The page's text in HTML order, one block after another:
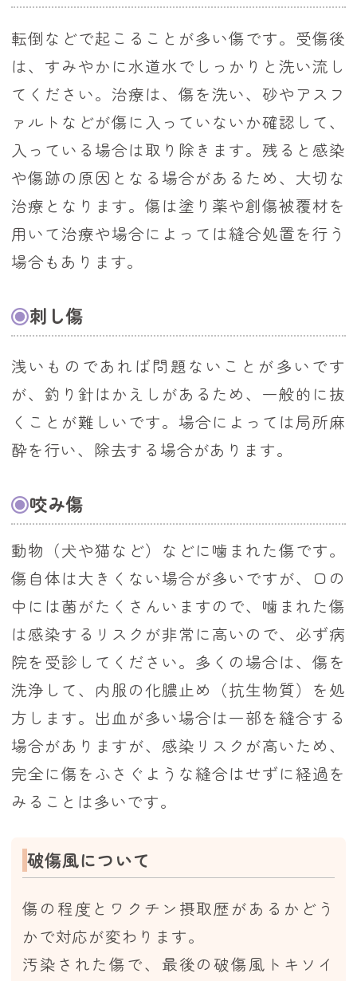
転倒などで起こることが多い傷です。受傷後
は、すみやかに水道水でしっかりと洗い流し
てください。治療は、傷を洗い、砂やアスフ
ァルトなどが傷に入っていないか確認して、
入っている場合は取り除きます。残ると感染
や傷跡の原因となる場合があるため、大切な
治療となります。傷は塗り薬や創傷被覆材を
用いて治療や場合によっては縫合処置を行う
場合もあります。
刺し傷
浅いものであれば問題ないことが多いです
が、釣り針はかえしがあるため、一般的に抜
くことが難しいです。場合によっては局所麻
酔を行い、除去する場合があります。
咬み傷
動物（犬や猫など）などに噛まれた傷です。
傷自体は大きくない場合が多いですが、口の
中には菌がたくさんいますので、噛まれた傷
は感染するリスクが非常に高いので、必ず病
院を受診してください。多くの場合は、傷を
洗浄して、内服の化膿止め（抗生物質）を処
方します。出血が多い場合は一部を縫合する
場合がありますが、感染リスクが高いため、
完全に傷をふさぐような縫合はせずに経過を
みることは多いです。
破傷風について
傷の程度とワクチン摂取歴があるかどう
かで対応が変わります。
汚染された傷で、最後の破傷風トキソイ